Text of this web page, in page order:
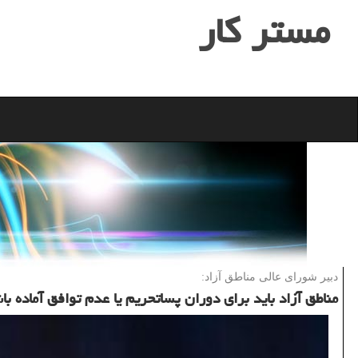
مستر كار
دبیر شورای عالی مناطق آزاد:
مناطق آزاد باید برای دوران پساتحریم یا عدم توافق آماده